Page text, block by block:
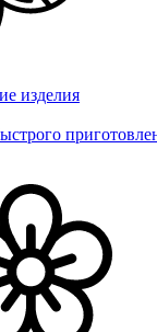
изделия